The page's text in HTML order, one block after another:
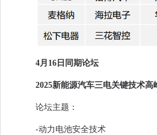
4月16日同期论坛
2025新能源汽车三电关键技术高
论坛主题：
-动力电池安全技术